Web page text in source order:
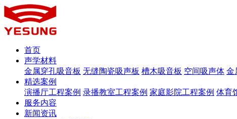
首页
声学材料
金属穿孔吸音板 无缝陶瓷吸声板 槽木吸音板 空间吸声体 金
精选案例
演播厅工程案例 录播教室工程案例 家庭影院工程案例 体育
服务内容
新闻资讯